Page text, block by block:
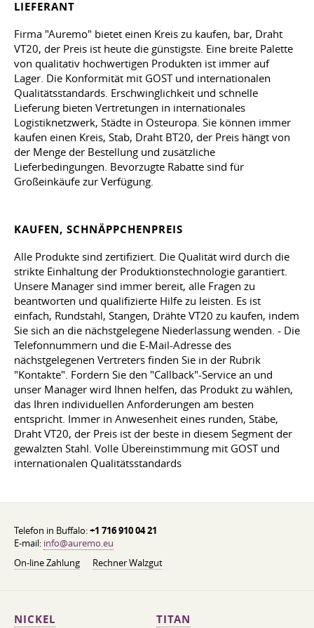
LIEFERANT
Firma "Auremo" bietet einen Kreis zu kaufen, bar, Draht
VT20, der Preis ist heute die günstigste. Eine breite Palette
von qualitativ hochwertigen Produkten ist immer auf
Lager. Die Konformität mit GOST und internationalen
Qualitätsstandards. Erschwinglichkeit und schnelle
Lieferung bieten Vertretungen in internationales
Logistiknetzwerk, Städte in Osteuropa. Sie können immer
kaufen einen Kreis, Stab, Draht BT20, der Preis hängt von
der Menge der Bestellung und zusätzliche
Lieferbedingungen. Bevorzugte Rabatte sind für
Großeinkäufe zur Verfügung.
KAUFEN, SCHNÄPPCHENPREIS
Alle Produkte sind zertifiziert. Die Qualität wird durch die
strikte Einhaltung der Produktionstechnologie garantiert.
Unsere Manager sind immer bereit, alle Fragen zu
beantworten und qualifizierte Hilfe zu leisten. Es ist
einfach, Rundstahl, Stangen, Drähte VT20 zu kaufen, indem
Sie sich an die nächstgelegene Niederlassung wenden. - Die
Telefonnummern und die E-Mail-Adresse des
nächstgelegenen Vertreters finden Sie in der Rubrik
"Kontakte". Fordern Sie den "Callback"-Service an und
unser Manager wird Ihnen helfen, das Produkt zu wählen,
das Ihren individuellen Anforderungen am besten
entspricht. Immer in Anwesenheit eines runden, Stäbe,
Draht VT20, der Preis ist der beste in diesem Segment der
gewalzten Stahl. Volle Übereinstimmung mit GOST und
internationalen Qualitätsstandards
Telefon in Buffalo:+1 716 910 04 21
E-mail: info@auremo.eu
On-line Zahlung
Rechner Walzgut
NICKEL TITAN